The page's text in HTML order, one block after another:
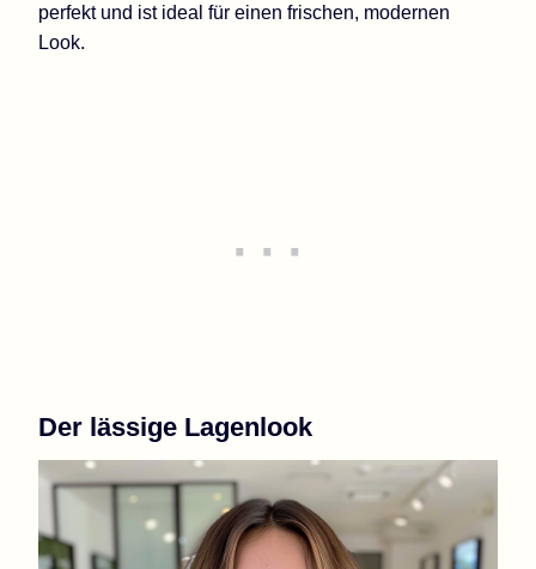
perfekt und ist ideal für einen frischen, modernen
Look.
Der lässige Lagenlook